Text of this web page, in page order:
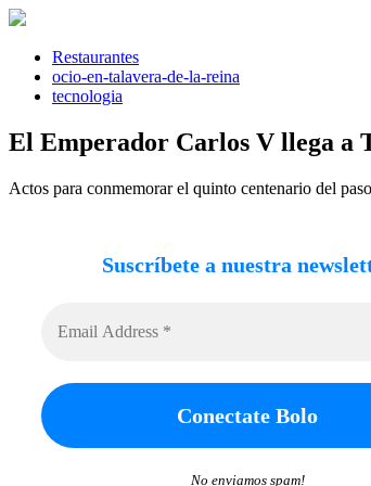
Saltar
contenidoRestaurantes
ocio-en-talavera-de-la-reina
tecnologia
El Emperador Carlos V llega a
Actos para conmemorar el quinto centenario del
Suscríbete a nuestra
No enviamos spam!